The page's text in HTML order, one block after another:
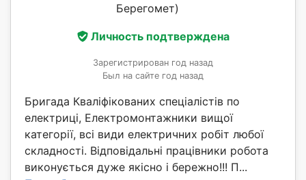
Берегомет)
Личность подтверждена
Зарегистрирован год назад
Был на сайте год назад
Бригада Кваліфікованих спеціалістів по
електриці, Електромонтажники вищої
категорії, всі види електричних робіт любої
складності. Відповідальні працівники робота
виконується дуже якісно і бережно!!! П...